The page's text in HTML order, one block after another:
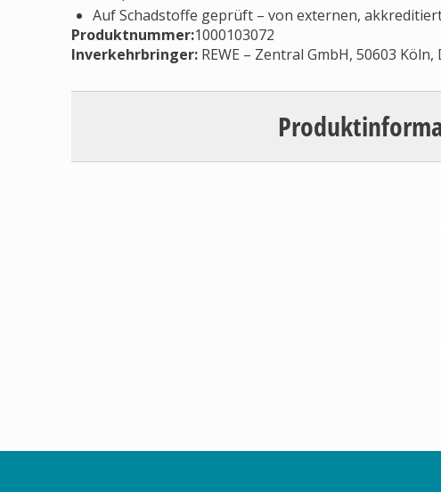
Auf Schadstoffe geprüft – von externen,
Produktnummer:1000103072
Inverkehrbringer: REWE – Zentral GmbH, 50603